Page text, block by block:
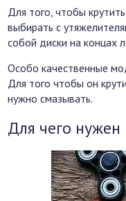
Для того, чтобы
выбирать с
собой диски на концах
Особо качественные
Для того чтобы он
нужно смазывать.
Для чего нужен